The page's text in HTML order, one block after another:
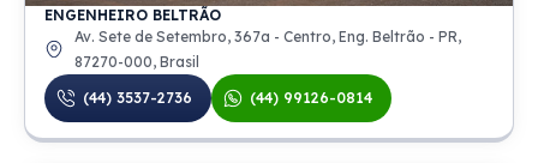
ENGENHEIRO BELTRÃO
Av. Sete de Setembro, 367a - Centro, Eng. Beltrão - PR,
87270-000, Brasil
(44) 3537-2736
(44) 99126-0814